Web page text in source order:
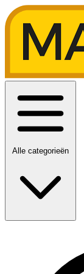
Alle categorieën